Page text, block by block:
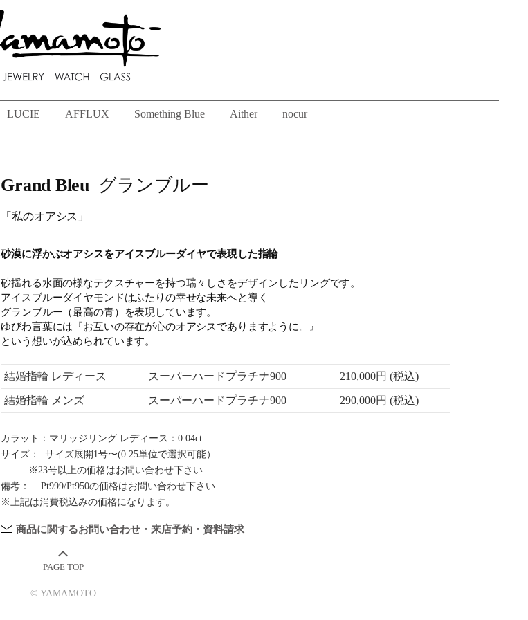
LUCIE AFFLUX Something Blue Aither nocur
Grand Bleu グランブルー
「私のオアシス」
砂漠に浮かぶオアシスをアイスブルーダイヤで表現した指輪
砂揺れる水面の様なテクスチャーを持つ瑞々しさをデザインしたリングです。
アイスブルーダイヤモンドはふたりの幸せな未来へと導く
グランブルー（最高の青）を表現しています。
ゆびわ言葉には『お互いの存在が心のオアシスでありますように。』
という想いが込められています。
結婚指輪 レディース スーパーハードプラチナ900 210,000円 (税込)
結婚指輪 メンズ スーパーハードプラチナ900 290,000円 (税込)
カラット：マリッジリング レディース：0.04ct
サイズ：
■サイズ展開1号〜(0.25単位で選択可能）
※23号以上の価格はお問い合わせ下さい
備考：
■■Pt999/Pt950の価格はお問い合わせ下さい
※上記は消費税込みの価格になります。
商品に関するお問い合わせ・来店予約・資料請求
© YAMAMOTO